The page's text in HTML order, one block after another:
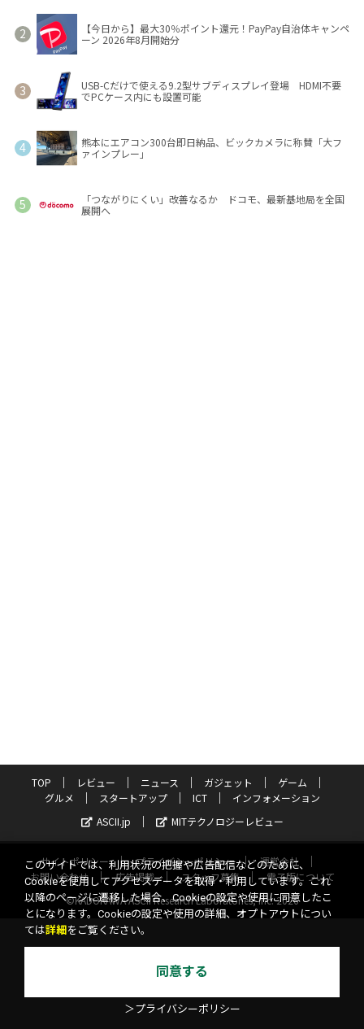
【今日から】最大30％ポイント還元！PayPay自治体キャンペ
ーン 2026年8月開始分
USB-Cだけで使える9.2型サブディスプレイ登場 HDMI不要
でPCケース内にも設置可能
熊本にエアコン300台即日納品、ビックカメラに称賛「大フ
ァインプレー」
「つながりにくい」改善なるか ドコモ、最新基地局を全国
展開へ
TOP レビュー ニュース ガジェット
ゲーム
グルメ
スタートアップ ICT
インフォメーション
ASCII.jp
MITテクノロジーレビュー
サイトポリシー プライバシーポリシー
運営会社
お問い合わせ
広告掲載 スタッフ募集
電子版について
©KADOKAWA ASCII Research Laboratories, Inc. 2026
このサイトでは、利用状況の把握や広告配信などのために、
Cookieを使用してアクセスデータを取得・利用しています。これ
以降のページに遷移した場合、Cookieの設定や使用に同意したこ
とになります。Cookieの設定や使用の詳細、オプトアウトについ
ては詳細 をご覧ください。
同意する
＞プライバシーポリシー